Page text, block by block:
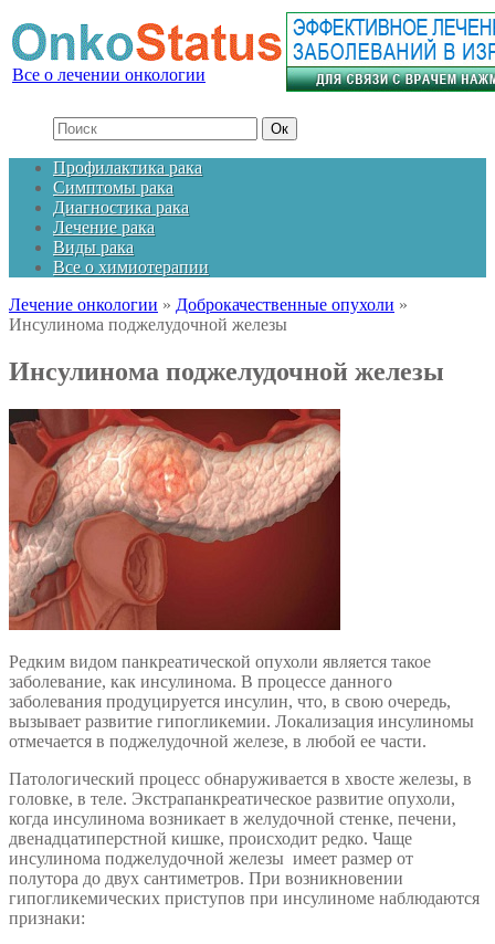
Все о лечении онкологии
Профилактика рака
Симптомы рака
Диагностика рака
Лечение рака
Виды рака
Все о химиотерапии
Лечение онкологии » Доброкачественные опухоли »
Инсулинома поджелудочной железы
Инсулинома поджелудочной железы
Редким видом панкреатической опухоли является такое
заболевание, как инсулинома. В процессе данного
заболевания продуцируется инсулин, что, в свою очередь,
вызывает развитие гипогликемии. Локализация инсулиномы
отмечается в поджелудочной железе, в любой ее части.
Патологический процесс обнаруживается в хвосте железы, в
головке, в теле. Экстрапанкреатическое развитие опухоли,
когда инсулинома возникает в желудочной стенке, печени,
двенадцатиперстной кишке, происходит редко. Чаще
инсулинома поджелудочной железы имеет размер от
полутора до двух сантиметров. При возникновении
гипогликемических приступов при инсулиноме наблюдаются
признаки: